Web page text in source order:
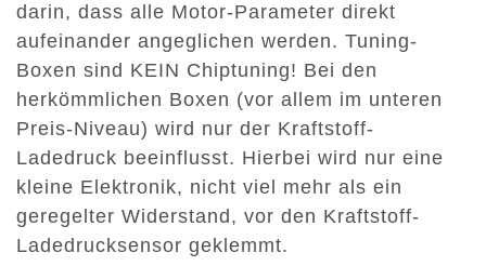
darin, dass alle Motor-Parameter direkt
aufeinander angeglichen werden. Tuning-
Boxen sind KEIN Chiptuning! Bei den
herkömmlichen Boxen (vor allem im unteren
Preis-Niveau) wird nur der Kraftstoff-
Ladedruck beeinflusst. Hierbei wird nur eine
kleine Elektronik, nicht viel mehr als ein
geregelter Widerstand, vor den Kraftstoff-
Ladedrucksensor geklemmt.